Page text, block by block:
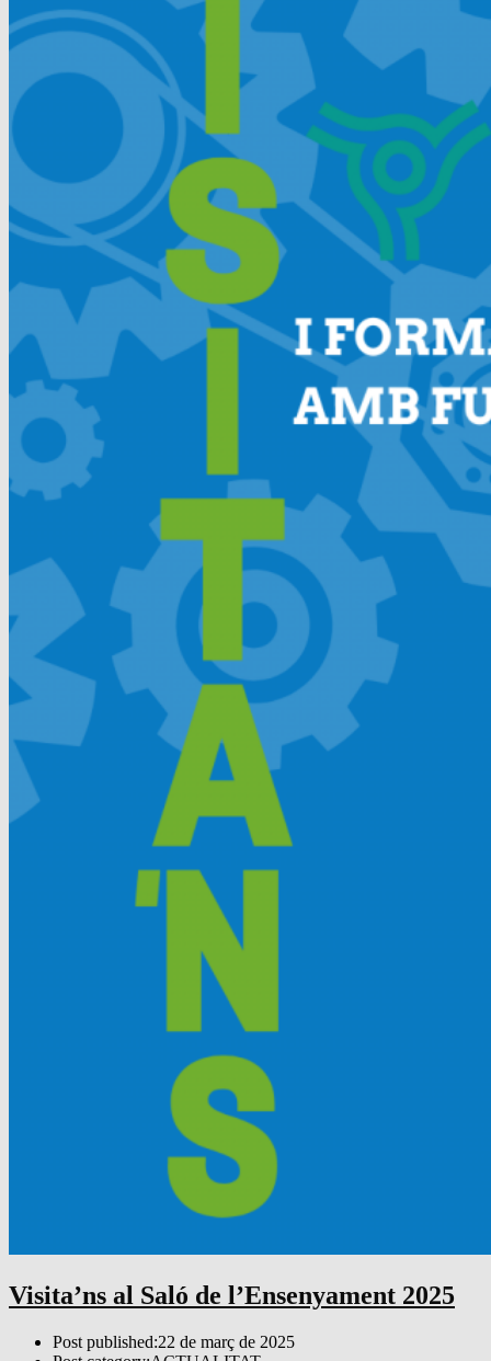
Visita’ns al Saló de l’Ensenyament 2025
Post published:22 de març de 2025